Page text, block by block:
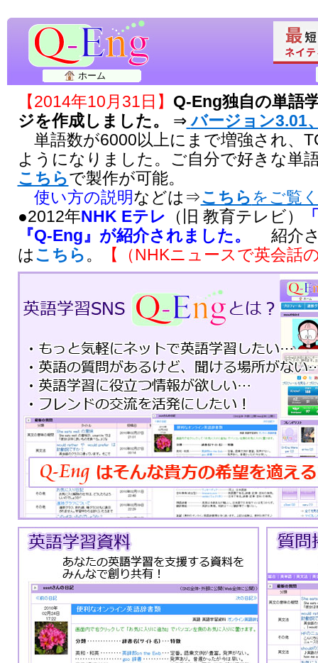
ホーム
【2014年10月31日】 Q-Eng独自の単語
ジを作成しました。
⇒ バージョン3.01
単語数が6000以上にまで増強され、
ようになりました。ご自分で好きな単
こちらで製作が可能。
使い方の説明などは⇒こちらをご覧
●2012年NHK Eテレ （旧 教育テレビ）
『Q-Eng』が紹介されました。
紹介さ
はこちら。 【（NHKニュースで英会話